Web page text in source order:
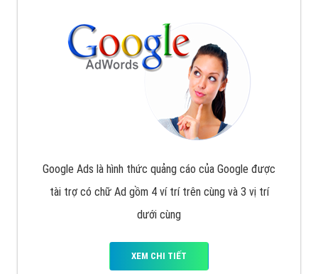
Google Ads là hình thức quảng cáo của Google được
tài trợ có chữ Ad gồm 4 ví trí trên cùng và 3 vị trí
dưới cùng
XEM CHI TIẾT